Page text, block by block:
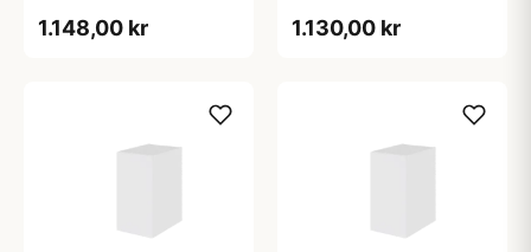
1.148,00 kr 1.130,00 kr